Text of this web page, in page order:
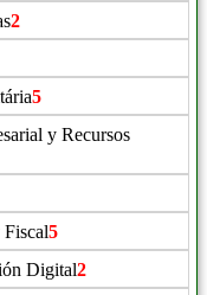
2
5
y Recursos
5
Digital2